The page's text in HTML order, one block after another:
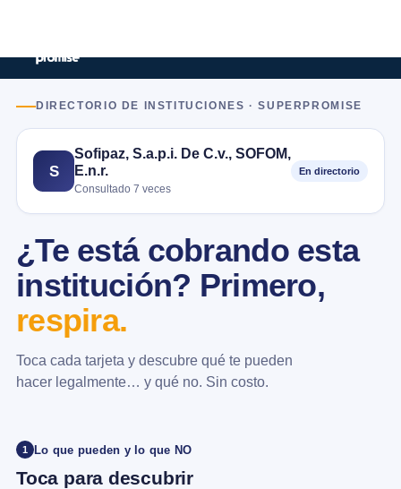
DIRECTORIO DE INSTITUCIONES · SUPERPROMISE
S
Sofipaz, S.a.p.i. De C.v., SOFOM,
E.n.r.
Consultado 7 veces
En directorio
¿Te está cobrando esta
institución? Primero,
respira.
Toca cada tarjeta y descubre qué te pueden
hacer legalmente… y qué no. Sin costo.
1 Lo que pueden y lo que NO
Toca para descubrir